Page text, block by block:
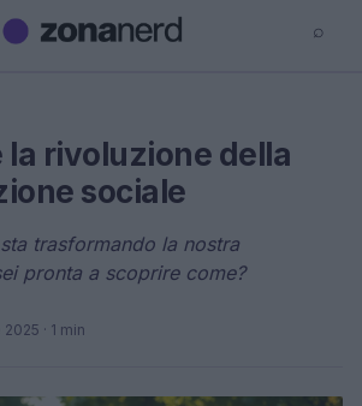
⌕
la rivoluzione della
sociale
trasformando la nostra
pronta a scoprire come?
2025 · 1 min